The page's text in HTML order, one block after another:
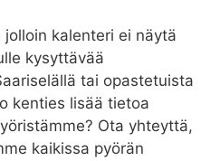
kalenteri ei näytä
kysyttävää
tai opastetuista
kenties lisää tietoa
Ota yhteyttä,
kaikissa pyörän